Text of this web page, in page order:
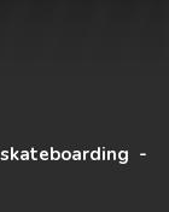
skateboarding -